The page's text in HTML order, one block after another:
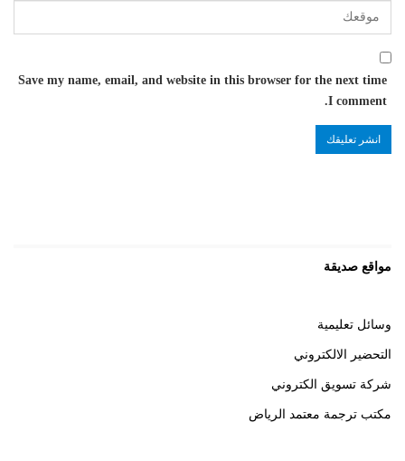
Save my name, email, and website in this browser for the next time
I comment.
مواقع صديقة
وسائل تعليمية
التحضير الالكتروني
شركة تسويق الكتروني
مكتب ترجمة معتمد الرياض